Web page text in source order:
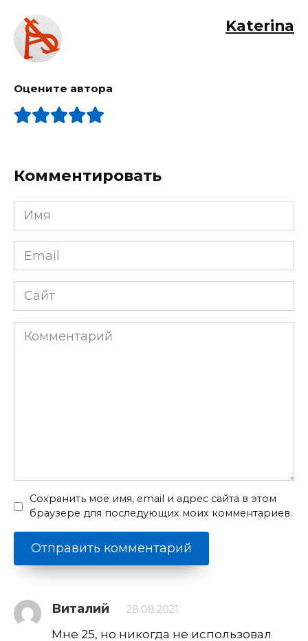
Katerina
Оцените автора
Комментировать
Имя
Email
Сайт
Комментарий
Сохранить моё имя, email и адрес сайта в этом
браузере для последующих моих комментариев.
Виталий 28.08.2021
Мне 25, но никогда не использовал